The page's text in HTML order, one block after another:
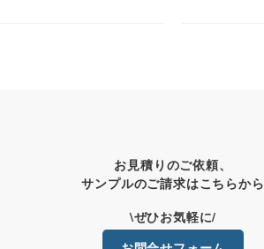
お見積りのご依頼、
サンプルのご請求はこちらから
\ぜひお気軽に/